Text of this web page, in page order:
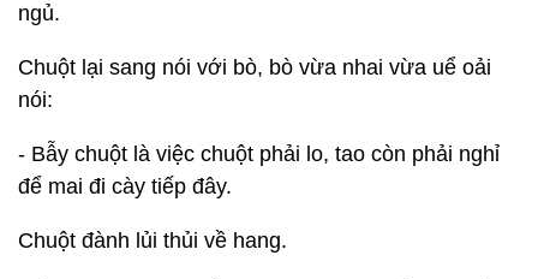
ngủ.
Chuột lại sang nói với bò, bò vừa nhai vừa uể oải
nói:
- Bẫy chuột là việc chuột phải lo, tao còn phải nghỉ
để mai đi cày tiếp đây.
Chuột đành lủi thủi về hang.